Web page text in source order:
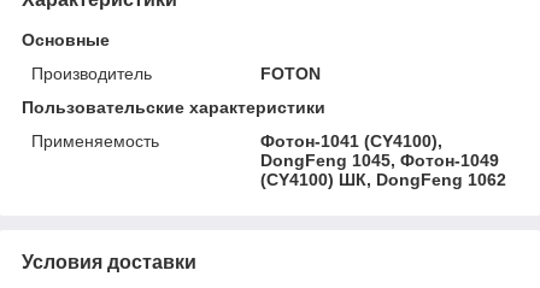
Основные
Производитель
FOTON
Пользовательские характеристики
Применяемость
Фотон-1041 (CY4100),
DongFeng 1045, Фотон-1049
(CY4100) ШК, DongFeng 1062
Условия доставки